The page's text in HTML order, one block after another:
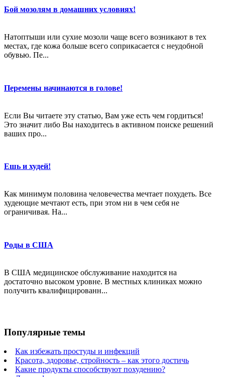
Бой мозолям в домашних условиях!
Натоптыши или сухие мозоли чаще всего возникают в тех
местах, где кожа больше всего соприкасается с неудобной
обувью. Пе...
Перемены начинаются в голове!
Если Вы читаете эту статью, Вам уже есть чем гордиться!
Это значит либо Вы находитесь в активном поиске решений
ваших про...
Ешь и худей!
Как минимум половина человечества мечтает похудеть. Все
худеющие мечтают есть, при этом ни в чем себя не
ограничивая. На...
Роды в США
В США медицинское обслуживание находится на
достаточно высоком уровне. В местных клиниках можно
получить квалифицированн...
Популярные темы
Как избежать простуды и инфекций
Красота, здоровье, стройность – как этого достичь
Какие продукты способствуют похудению?